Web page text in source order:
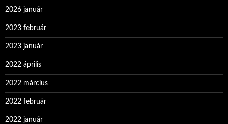
2026 január
2023 február
2023 január
2022 április
2022 március
2022 február
2022 január